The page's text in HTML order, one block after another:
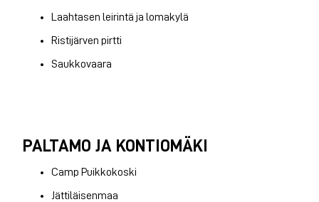
Laahtasen leirintä ja lomakylä
Ristijärven pirtti
Saukkovaara
PALTAMO JA KONTIOMÄKI
Camp Puikkokoski
Jättiläisenmaa